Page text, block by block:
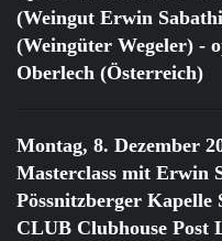
(Weingut Erwin
(Weingüter Wegeler) -
Oberlech (Österreich)
Montag, 8. Dezember
Masterclass mit Erwin
Pössnitzberger Kapelle
CLUB Clubhouse Post